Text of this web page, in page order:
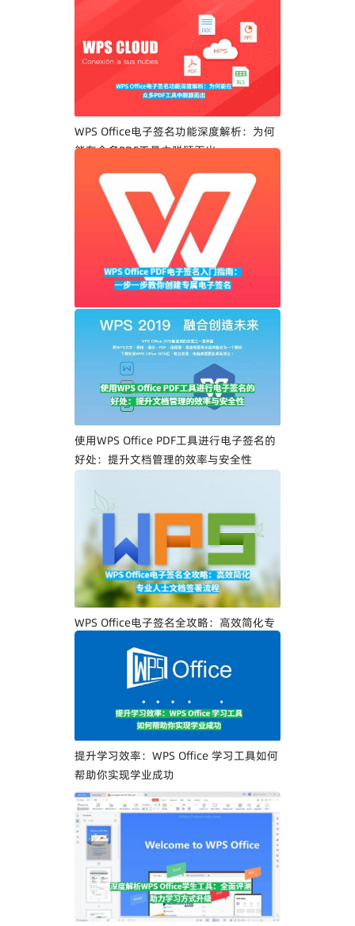
WPS Office电子签名功能深度解析：为何
能在众多PDF工具中脱颖而出
WPS Office PDF电子签名入门指南：一步
一步教你创建专属电子签名
使用WPS Office PDF工具进行电子签名的
好处：提升文档管理的效率与安全性
WPS Office电子签名全攻略：高效简化专
提升学习效率：WPS Office 学习工具如何
帮助你实现学业成功